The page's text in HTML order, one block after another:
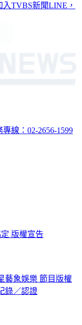
入TVBS新聞LINE，
線：02-2656-1599
版權宣告
藝象娛樂 節目版權
錄／認證